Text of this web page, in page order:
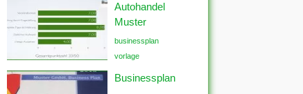
Autohandel
Muster
businessplan
vorlage
Businessplan